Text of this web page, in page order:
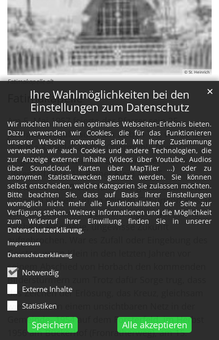
Ihre Wahlmöglichkeiten bei den
Einstellungen zum Datenschutz
Wir möchten Ihnen ein optimales Webseiten-Erlebnis bieten.
Dazu verwenden wir Cookies, die für das Funktionieren
unserer Website notwendig sind. Mit Ihrer Zustimmung
verwenden wir auch Cookies und andere Technologien, die
zur Anzeige externer Inhalte (Videos über Youtube, Audios
über Soundcloud, Karten über MapTiler ...) oder zu
anonymen Statistikzwecken genutzt werden. Sie können
selbst entscheiden, welche Kategorien Sie zulassen möchten.
Bitte beachten Sie, dass auf Basis Ihrer Einstellungen
womöglich nicht mehr alle Funktionalitäten der Seite zur
Verfügung stehen. Weitere Informationen und die Möglichkeit
zum Widerruf Ihrer Einwillung finden Sie in unserer
Datenschutzerklärung.
Notwendig
Externe Inhalte
Statistiken
Speichern Alle akzeptieren
✕
Impressum
Datenschutzerklärung
© St. Heinrich
Fatimakapelle alt
Fatimakapelle
Am 5. Mai 1957 feierte der Pfarrer sein 25-
jähriges Ortsjubiläum, am selben Tag wurde die
„Fatima-Kapelle“ an der Obermühle feierlich
eingeweiht, sie war ein Geschenk der Pfarre an
„ihren“ Pfarrer. Als Rainer Klein am 25.
September 1960 die Pfarre aus gesundheitlichen
Gründen verließ, um in seinem Geburtsort Boslar
seinen Lebensabend zu verbringen, war „seine“
Kirche in eine neue, ungewisse Zukunft
aufgebrochen. War es Zufall oder Eingebung des
Geistes, wenn Klein in den letzten Jahren vor
seinem Abschied von Horbach den kommenden
Bilderstürmern zum Trotz dafür Sorge trug, dass
das Zeichen der Erlösung, das Kreuz, gleichsam
wie Punkte in einem unsichtbaren Netz in der
Gemeinde- 1954 auf dem Forsterfeld, im Herbst
1956 am Bückerhof (Fronratherweg), am 15.